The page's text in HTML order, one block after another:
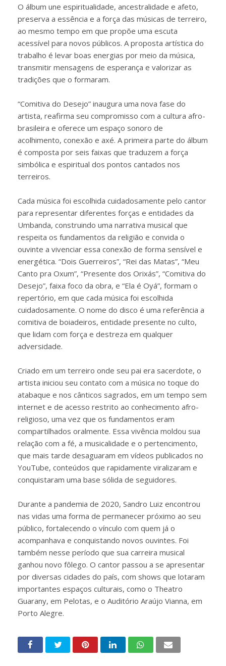
O álbum une espiritualidade, ancestralidade e afeto,
preserva a essência e a força das músicas de terreiro,
ao mesmo tempo em que propõe uma escuta
acessível para novos públicos. A proposta artística do
trabalho é levar boas energias por meio da música,
transmitir mensagens de esperança e valorizar as
tradições que o formaram.
“Comitiva do Desejo” inaugura uma nova fase do
artista, reafirma seu compromisso com a cultura afro-
brasileira e oferece um espaço sonoro de
acolhimento, conexão e axé. A primeira parte do álbum
é composta por seis faixas que traduzem a força
simbólica e espiritual dos pontos cantados nos
terreiros.
Cada música foi escolhida cuidadosamente pelo cantor
para representar diferentes forças e entidades da
Umbanda, construindo uma narrativa musical que
respeita os fundamentos da religião e convida o
ouvinte a vivenciar essa conexão de forma sensível e
energética. “Dois Guerreiros”, “Rei das Matas”, “Meu
Canto pra Oxum”, “Presente dos Orixás”, “Comitiva do
Desejo”, faixa foco da obra, e “Ela é Oyá”, formam o
repertório, em que cada música foi escolhida
cuidadosamente. O nome do disco é uma referência a
comitiva de boiadeiros, entidade presente no culto,
que lidam com força e destreza em qualquer
adversidade.
Criado em um terreiro onde seu pai era sacerdote, o
artista iniciou seu contato com a música no toque do
atabaque e nos cânticos sagrados, em um tempo sem
internet e de acesso restrito ao conhecimento afro-
religioso, uma vez que os fundamentos eram
compartilhados oralmente. Essa vivência moldou sua
relação com a fé, a musicalidade e o pertencimento,
que mais tarde desaguaram em vídeos publicados no
YouTube, conteúdos que rapidamente viralizaram e
conquistaram uma base sólida de seguidores.
Durante a pandemia de 2020, Sandro Luiz encontrou
nas vidas uma forma de permanecer próximo ao seu
público, fortalecendo o vínculo com quem já o
acompanhava e conquistando novos ouvintes. Foi
também nesse período que sua carreira musical
ganhou novo fôlego. O cantor passou a se apresentar
por diversas cidades do país, com shows que lotaram
importantes espaços culturais, como o Theatro
Guarany, em Pelotas, e o Auditório Araújo Vianna, em
Porto Alegre.